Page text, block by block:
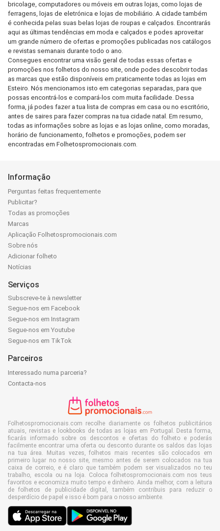
bricolage, computadores ou móveis em outras lojas, como lojas de
ferragens, lojas de eletrónica e lojas de mobiliário. A cidade também
é conhecida pelas suas belas lojas de roupas e calçados. Encontrarás
aqui as últimas tendências em moda e calçados e podes aproveitar
um grande número de ofertas e promoções publicadas nos catálogos
e revistas semanais durante todo o ano.
Consegues encontrar uma visão geral de todas essas ofertas e
promoções nos folhetos do nosso site, onde podes descobrir todas
as marcas que estão disponíveis em praticamente todas as lojas em
Esteiro. Nós mencionamos isto em categorias separadas, para que
possas encontrá-los e compará-los com muita facilidade. Dessa
forma, já podes fazer a tua lista de compras em casa ou no escritório,
antes de saires para fazer compras na tua cidade natal. Em resumo,
todas as informações sobre as lojas e as lojas online, como moradas,
horário de funcionamento, folhetos e promoções, podem ser
encontradas em Folhetospromocionais.com.
Informação
Perguntas feitas frequentemente
Publicitar?
Todas as promoções
Marcas
Aplicação Folhetospromocionais.com
Sobre nós
Adicionar folheto
Notícias
Serviços
Subscreve-te à newsletter
Segue-nos em Facebook
Segue-nos em Instagram
Segue-nos em Youtube
Segue-nos em TikTok
Parceiros
Interessado numa parceria?
Contacta-nos
Folhetospromocionais.com recolhe diariamente os folhetos publicitários
atuais, revistas e lookbooks de todas as lojas em Portugal. Desta forma,
ficarás informado sobre os descontos e ofertas do folheto e poderás
facilmente encontrar uma oferta ou desconto durante os saldos das lojas
na tua área. Muitas vezes, folhetos mais recentes são colocados em
primeiro lugar no nosso site, mesmo antes de serem colocados na tua
caixa de correio, e é claro que também podem ser visualizados no teu
trabalho, escola ou na loja. Coloca folhetospromocionais.com nos teus
favoritos e economiza muito tempo e dinheiro. Ainda melhor, com a leitura
de folhetos de publicidade digital, também contribuis para reduzir o
desperdício de papel e isso é bom para o nosso ambiente.